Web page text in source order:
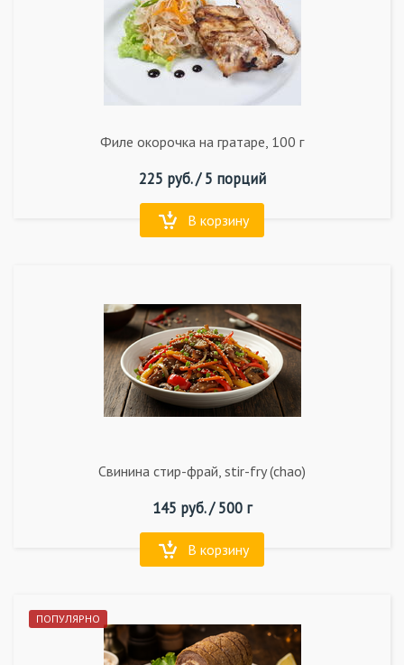
Филе окорочка на гратаре, 100 г
225 руб. /5 порций
В корзину
Свинина стир-фрай, stir-fry (chao)
145 руб. /500 г
В корзину
ПОПУЛЯРНО